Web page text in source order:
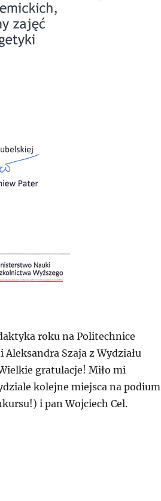
roku na Politechnice
Szaja z Wydziału
gratulacje! Miło mi
kolejne miejsca na podium
i pan Wojciech Cel.